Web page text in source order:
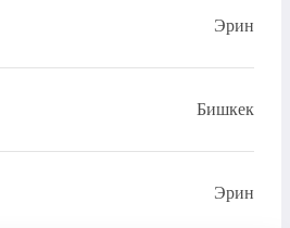
Эрин
Бишкек
Эрин